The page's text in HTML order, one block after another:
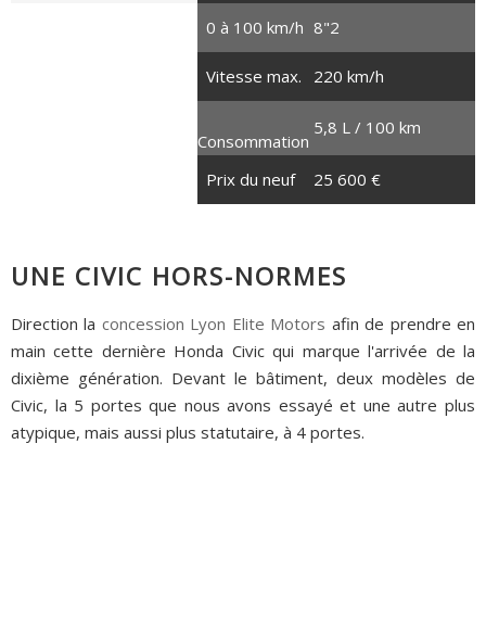
0 à 100 km/h 8"2
Vitesse max. 220 km/h
Consommation
5,8 L / 100 km
Prix du neuf 25 600 €
UNE CIVIC HORS-NORMES
Direction la concession Lyon Elite Motors afin de prendre en
main cette dernière Honda Civic qui marque l'arrivée de la
dixième génération. Devant le bâtiment, deux modèles de
Civic, la 5 portes que nous avons essayé et une autre plus
atypique, mais aussi plus statutaire, à 4 portes.